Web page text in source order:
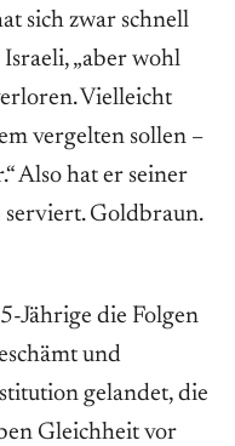
sich zwar schnell
„aber wohl
Vielleicht
vergelten sollen –
Also hat er seiner
serviert. Goldbraun.
Jährige die Folgen
und
gelandet, die
Gleichheit vor